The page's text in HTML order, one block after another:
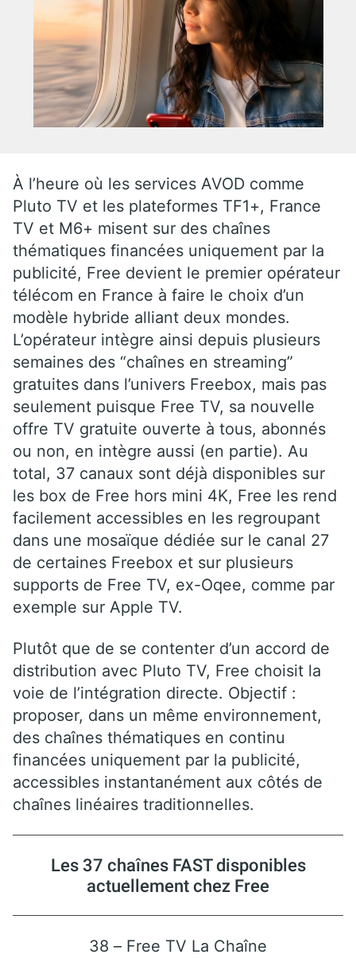
À l’heure où les services AVOD comme
Pluto TV et les plateformes TF1+, France
TV et M6+ misent sur des chaînes
thématiques financées uniquement par la
publicité, Free devient le premier opérateur
télécom en France à faire le choix d’un
modèle hybride alliant deux mondes.
L’opérateur intègre ainsi depuis plusieurs
semaines des “chaînes en streaming”
gratuites dans l’univers Freebox, mais pas
seulement puisque Free TV, sa nouvelle
offre TV gratuite ouverte à tous, abonnés
ou non, en intègre aussi (en partie). Au
total, 37 canaux sont déjà disponibles sur
les box de Free hors mini 4K, Free les rend
facilement accessibles en les regroupant
dans une mosaïque dédiée sur le canal 27
de certaines Freebox et sur plusieurs
supports de Free TV, ex-Oqee, comme par
exemple sur Apple TV.
Plutôt que de se contenter d’un accord de
distribution avec Pluto TV, Free choisit la
voie de l’intégration directe. Objectif :
proposer, dans un même environnement,
des chaînes thématiques en continu
financées uniquement par la publicité,
accessibles instantanément aux côtés de
chaînes linéaires traditionnelles.
Les 37 chaînes FAST disponibles
actuellement chez Free
38 – Free TV La Chaîne